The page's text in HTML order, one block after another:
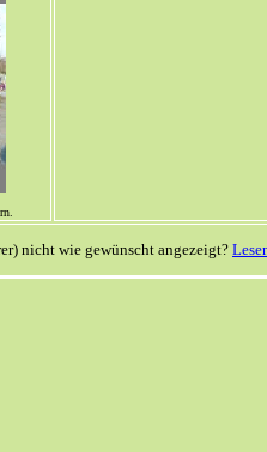
nicht wie gewünscht angezeigt?